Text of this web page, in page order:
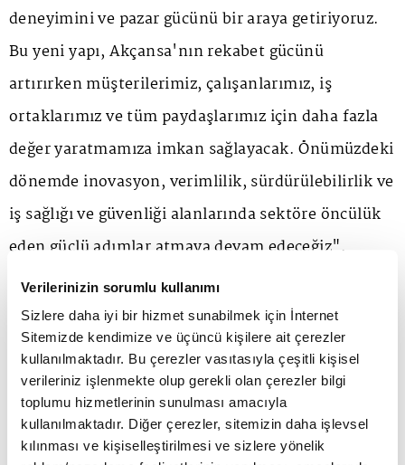
Verilerinizin sorumlu kullanımı
Sizlere daha iyi bir hizmet sunabilmek için İnternet
Sitemizde kendimize ve üçüncü kişilere ait çerezler
kullanılmaktadır. Bu çerezler vasıtasıyla çeşitli kişisel
verileriniz işlenmekte olup gerekli olan çerezler bilgi
toplumu hizmetlerinin sunulması amacıyla
kullanılmaktadır. Diğer çerezler, sitemizin daha işlevsel
kılınması ve kişiselleştirilmesi ve sizlere yönelik
deneyimini ve pazar gücünü bir araya getiriyoruz.
Bu yeni yapı, Akçansa'nın rekabet gücünü
artırırken müşterilerimiz, çalışanlarımız, iş
ortaklarımız ve tüm paydaşlarımız için daha fazla
değer yaratmamıza imkan sağlayacak. Önümüzdeki
dönemde inovasyon, verimlilik, sürdürülebilirlik ve
iş sağlığı ve güvenliği alanlarında sektöre öncülük
eden güçlü adımlar atmaya devam edeceğiz".
Hakan Gürdal / Akçansa Yönetim Kurulu Başkanı
Yıldız Teknik Üniversitesi Makine Mühendisliği
Bölümü lisans eğitiminin ardından İstanbul
Üniversitesi Uluslararası İşletme Bölümü'nde